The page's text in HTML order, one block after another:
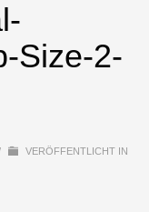
Size-2-
VERÖFFENTLICHT IN